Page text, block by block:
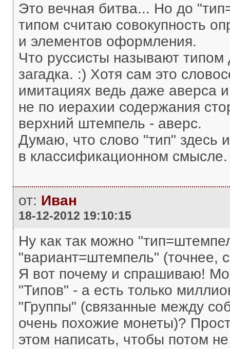
Это вечная битва... Но до
типом считаю совокупность
и элементов оформления.
Что руссисты называют
загадка. :) Хотя сам это
имитациях ведь даже аверса
не по иерахии содержания
верхний штемпель - аверс.
Думаю, что слово "тип" здесь
в классификационном смысле.
от: Иван
18-12-2012 19:10:15
Ну как так можно
"вариант=штемпель" (точнее,
Я вот почему и спрашиваю!
"Типов" - а есть только
"Группы" (связанные между
очень похожие монеты)?
этом написать, чтобы потом